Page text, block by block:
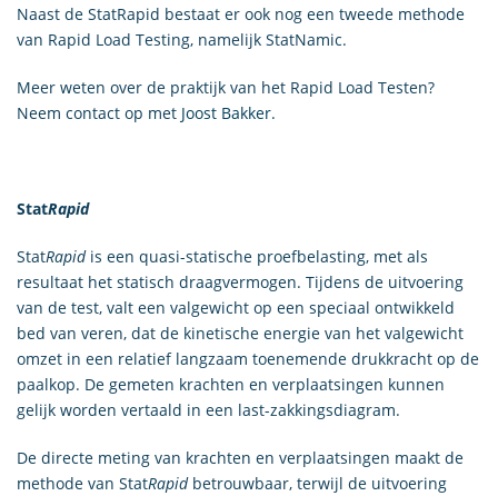
Naast de StatRapid bestaat er ook nog een tweede methode
van Rapid Load Testing, namelijk StatNamic.
Meer weten over de praktijk van het Rapid Load Testen?
Neem contact op met Joost Bakker.
StatRapid
StatRapidis een quasi-statische proefbelasting, met als
resultaat het statisch draagvermogen. Tijdens de uitvoering
van de test, valt een valgewicht op een speciaal ontwikkeld
bed van veren, dat de kinetische energie van het valgewicht
omzet in een relatief langzaam toenemende drukkracht op de
paalkop. De gemeten krachten en verplaatsingen kunnen
gelijk worden vertaald in een last-zakkingsdiagram.
De directe meting van krachten en verplaatsingen maakt de
methode van StatRapidbetrouwbaar, terwijl de uitvoering